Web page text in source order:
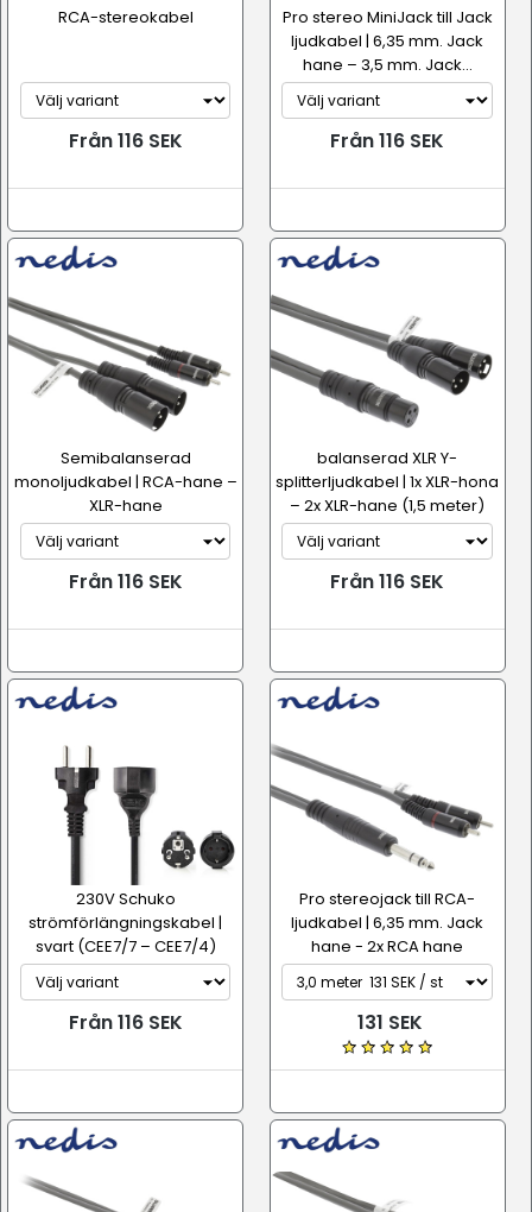
RCA-stereokabel
Från 116 SEK
Pro stereo MiniJack till Jack
ljudkabel | 6,35 mm. Jack
hane – 3,5 mm. Jack...
Från 116 SEK
Semibalanserad
monoljudkabel | RCA-hane –
XLR-hane
Från 116 SEK
balanserad XLR Y-
splitterljudkabel | 1x XLR-hona
– 2x XLR-hane (1,5 meter)
Från 116 SEK
230V Schuko
strömförlängningskabel |
svart (CEE7/7 – CEE7/4)
Från 116 SEK
Pro stereojack till RCA-
ljudkabel | 6,35 mm. Jack
hane - 2x RCA hane
131 SEK